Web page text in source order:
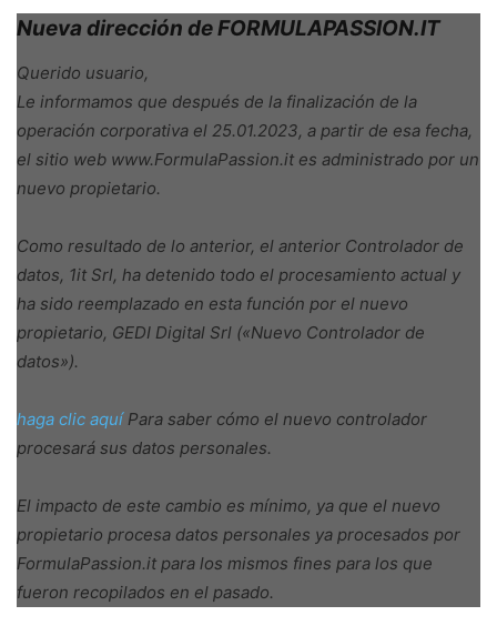
Nueva dirección de FORMULAPASSION.IT
Querido usuario,
Le informamos que después de la finalización de la
operación corporativa el 25.01.2023, a partir de esa fecha,
el sitio web www.FormulaPassion.it es administrado por un
nuevo propietario.
Como resultado de lo anterior, el anterior Controlador de
datos, 1it Srl, ha detenido todo el procesamiento actual y
ha sido reemplazado en esta función por el nuevo
propietario, GEDI Digital Srl («Nuevo Controlador de
datos»).
haga clic aquíPara saber cómo el nuevo controlador
procesará sus datos personales.
El impacto de este cambio es mínimo, ya que el nuevo
propietario procesa datos personales ya procesados ​​por
FormulaPassion.it para los mismos fines para los que
fueron recopilados en el pasado.